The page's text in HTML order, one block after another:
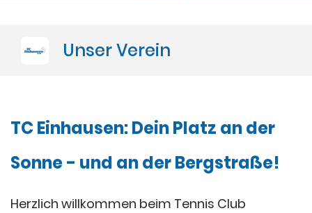
Trainer
Unser Verein
TC Einhausen: Dein Platz an der
Sonne - und an der Bergstraße!
Herzlich willkommen beim Tennis Club